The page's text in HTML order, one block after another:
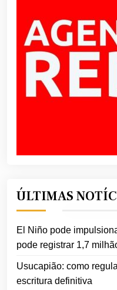
ÚLTIMAS
El Niño pode
pode registrar 1,7
Usucapião: como
escritura definitiva